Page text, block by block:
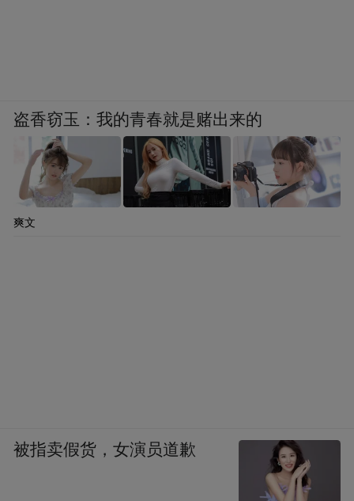
盗香窃玉：我的青春就是赌出来的
爽文
被指卖假货，女演员道歉